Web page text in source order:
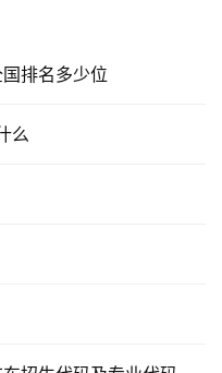
排名多少位
么